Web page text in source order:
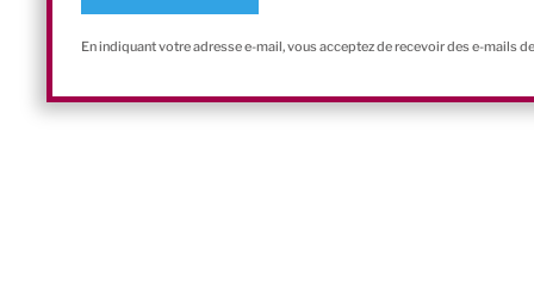
En indiquant votre adresse e-mail, vous acceptez de recevoir des e-mails